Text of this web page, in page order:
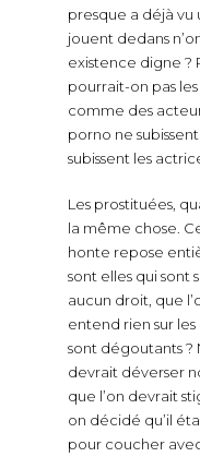
presque a déjà vu
jouent dedans
existence digne ?
pourrait-on pas
comme des
porno ne
subissent les
Les prostituées,
la même chose.
honte repose
sont elles qui sont
aucun droit, que
entend rien sur les
sont dégoutants ?
devrait déverser
que l’on devrait
on décidé qu’il
pour coucher